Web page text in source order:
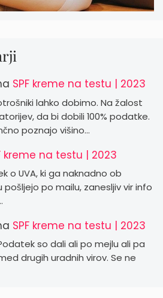
SPF kreme na testu | 2023
lahko dobimo. Na žalost
da bi dobili 100% podatke.
poznajo višino…
kreme na testu | 2023
o UVA, ki ga naknadno ob
po mailu, zanesljiv vir info
SPF kreme na testu | 2023
so dali ali po mejlu ali pa
drugih uradnih virov. Se ne